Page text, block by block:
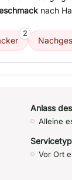
nach
2
Anlass
Alleine
Servicetyp
Vor Ort